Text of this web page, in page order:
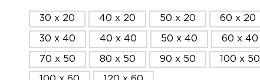
30 x 20 40 x 20 50 x 20 60 x 20
30 x 40 40 x 40 50 x 40 60 x 40
70 x 50 80 x 50 90 x 50 100 x 50